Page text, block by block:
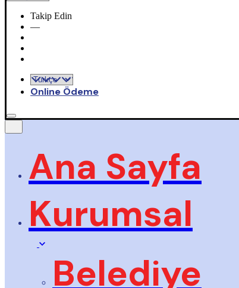
Takip Edin
—
Online Ödeme
Ana Sayfa
Kurumsal
Belediye